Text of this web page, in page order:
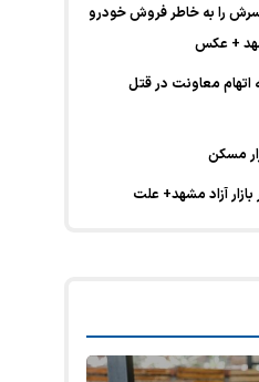
را به خاطر فروش خودرو
+ عکس
اتهام معاونت در قتل
مسکن